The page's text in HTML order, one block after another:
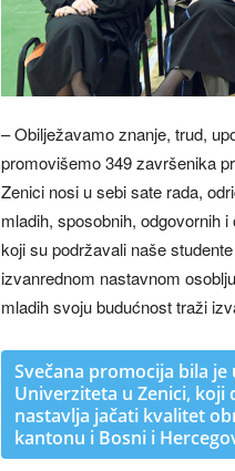
– Obilježavamo znanje, trud,
promovišemo 349 završenika
Zenici nosi u sebi sate rada,
mladih, sposobnih, odgovornih
koji su podržavali naše
izvanrednom nastavnom
mladih svoju budućnost traži
Svečana promocija bila
Univerziteta u Zenici, koji
nastavlja jačati kvalitet
kantonu i Bosni i